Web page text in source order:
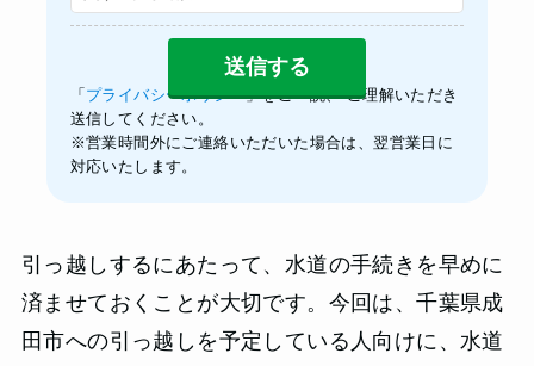
「 プライバシーポリシー」をご一読、 ご理解いただき
送信してください。
※営業時間外にご連絡いただいた場合は、翌営業日に
対応いたします。
引っ越しするにあたって、水道の手続きを早めに
済ませておくことが大切です。今回は、千葉県成
田市への引っ越しを予定している人向けに、水道